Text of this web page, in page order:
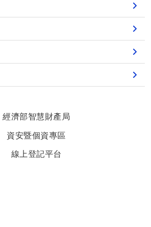
經濟部智慧財產局
資安暨個資專區
線上登記平台